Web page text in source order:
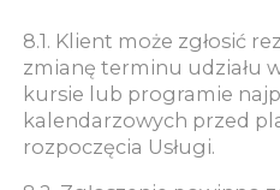
8.1. Klient może zgłosić
zmianę terminu udziału
kursie lub programie
kalendarzowych przed
rozpoczęcia Usługi.